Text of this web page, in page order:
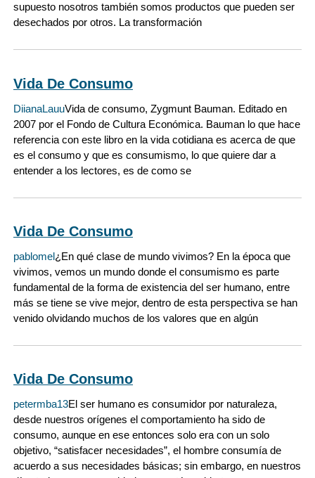
supuesto nosotros también somos productos que pueden ser
desechados por otros. La transformación
Vida De Consumo
DiianaLauuVida de consumo, Zygmunt Bauman. Editado en
2007 por el Fondo de Cultura Económica. Bauman lo que hace
referencia con este libro en la vida cotidiana es acerca de que
es el consumo y que es consumismo, lo que quiere dar a
entender a los lectores, es de como se
Vida De Consumo
pablomel¿En qué clase de mundo vivimos? En la época que
vivimos, vemos un mundo donde el consumismo es parte
fundamental de la forma de existencia del ser humano, entre
más se tiene se vive mejor, dentro de esta perspectiva se han
venido olvidando muchos de los valores que en algún
Vida De Consumo
petermba13El ser humano es consumidor por naturaleza,
desde nuestros orígenes el comportamiento ha sido de
consumo, aunque en ese entonces solo era con un solo
objetivo, “satisfacer necesidades”, el hombre consumía de
acuerdo a sus necesidades básicas; sin embargo, en nuestros